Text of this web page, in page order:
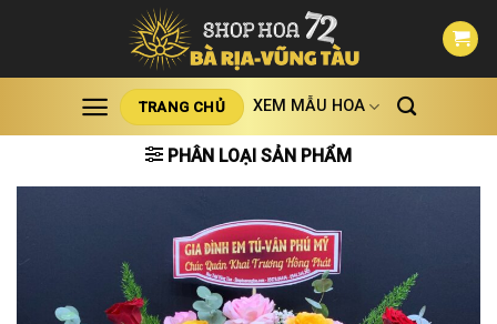
TRANG CHỦ XEM MẪU HOA
PHÂN LOẠI SẢN PHẨM